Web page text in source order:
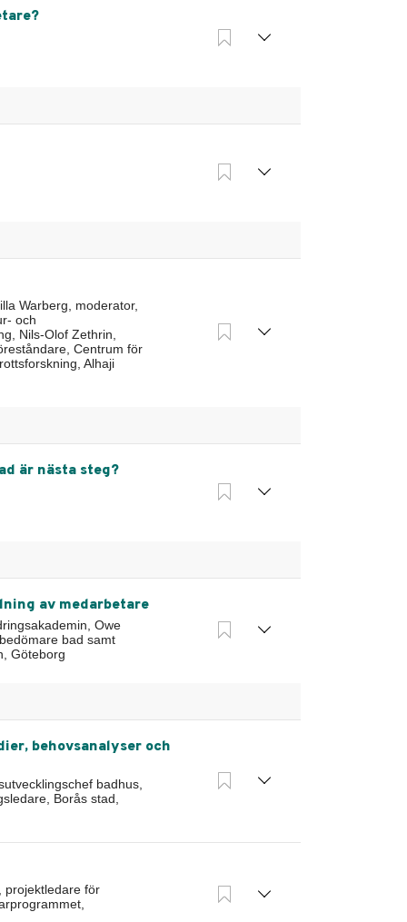
Warberg, moderator,
och
Nils-Olof Zethrin,
Centrum för
Alhaji
är nästa steg?
av medarbetare
Owe
bad samt
Göteborg
behovsanalyser och
badhus,
Borås stad,
projektledare för